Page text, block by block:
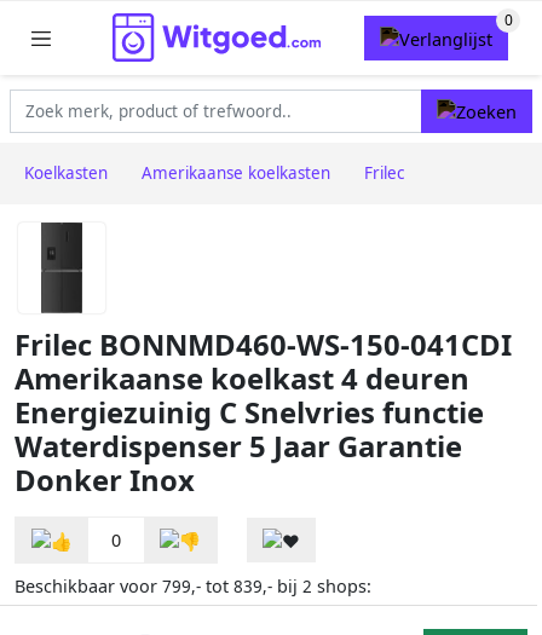
Koelkasten Amerikaanse koelkasten Frilec
Frilec BONNMD460-WS-150-041CDI
Amerikaanse koelkast 4 deuren
Energiezuinig C Snelvries functie
Waterdispenser 5 Jaar Garantie
Donker Inox
0
Beschikbaar voor 799,- tot 839,- bij 2 shops: